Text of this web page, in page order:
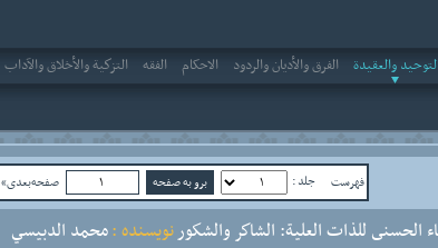
والعقيدة الفرق والأديان والردود الاحکام الفقه التزكية والأخلاق والآداب
فهرست جلد : صفحه‌بعدی»
الحسنى للذات العلية: الشاكر والشكورنویسنده :محمد الدبيسي